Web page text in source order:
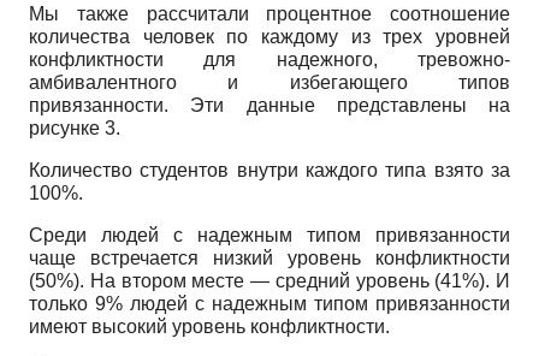
Мы также рассчитали процентное соотношение
количества человек по каждому из трех уровней
конфликтности для надежного, тревожно-
амбивалентного и избегающего типов
привязанности. Эти данные представлены на
рисунке 3.
Количество студентов внутри каждого типа взято за
100%.
Среди людей с надежным типом привязанности
чаще встречается низкий уровень конфликтности
(50%). На втором месте — средний уровень (41%). И
только 9% людей с надежным типом привязанности
имеют высокий уровень конфликтности.